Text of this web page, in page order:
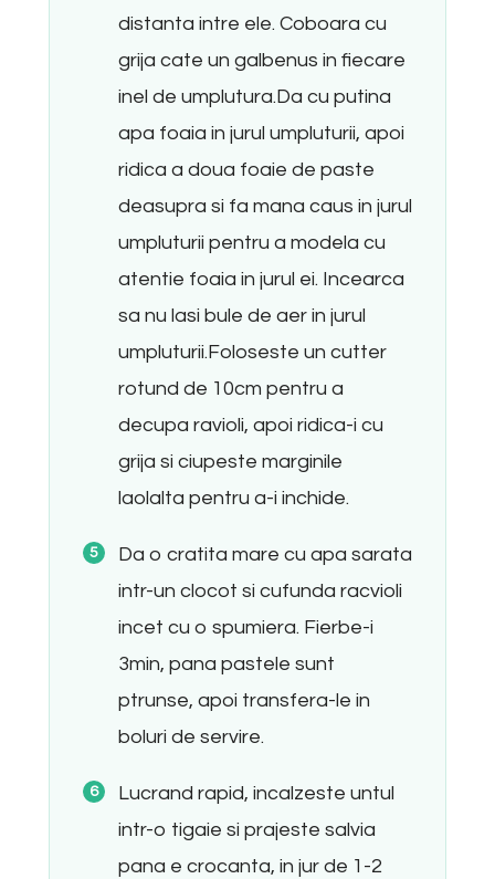
distanta intre ele. Coboara cu
grija cate un galbenus in fiecare
inel de umplutura.Da cu putina
apa foaia in jurul umpluturii, apoi
ridica a doua foaie de paste
deasupra si fa mana caus in jurul
umpluturii pentru a modela cu
atentie foaia in jurul ei. Incearca
sa nu lasi bule de aer in jurul
umpluturii.Foloseste un cutter
rotund de 10cm pentru a
decupa ravioli, apoi ridica-i cu
grija si ciupeste marginile
laolalta pentru a-i inchide.
Da o cratita mare cu apa sarata
intr-un clocot si cufunda racvioli
incet cu o spumiera. Fierbe-i
3min, pana pastele sunt
ptrunse, apoi transfera-le in
boluri de servire.
Lucrand rapid, incalzeste untul
intr-o tigaie si prajeste salvia
pana e crocanta, in jur de 1-2